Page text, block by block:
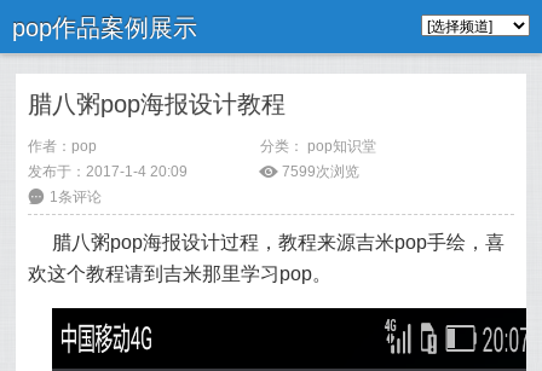
pop作品案例展示
腊八粥pop海报设计教程
作者： pop 分类： pop知识堂
发布于：2017-1-4 20:09
ė 7599次浏览
6 1条评论
腊八粥pop海报设计过程，教程来源吉米pop手绘，喜
欢这个教程请到吉米那里学习pop。